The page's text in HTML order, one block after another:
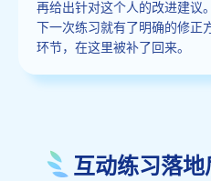
再给出针对这个人的改进建议
下一次练习就有了明确的修正
环节，在这里被补了回来。
互动练习落